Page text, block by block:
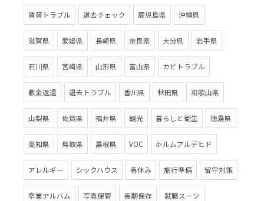
賃貸トラブル 退去チェック 鹿児島県 沖縄県
滋賀県 愛媛県 長崎県 奈良県 大分県 岩手県
石川県 宮崎県 山形県 富山県 カビトラブル
敷金返還 退去トラブル 香川県 秋田県 和歌山県
山梨県 佐賀県 福井県 観光 暮らしと衛生 徳島県
高知県 鳥取県 島根県 VOC ホルムアルデヒド
アレルギー シックハウス 春休み 旅行準備 留守対策
卒業アルバム 写真保管 長期保存 就職スーツ